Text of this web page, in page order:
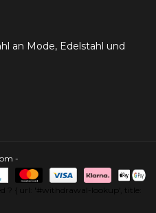
an Mode, Edelstahl und
-
? { url: '#withdrawal-lookup', title: